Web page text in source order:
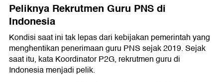
Peliknya Rekrutmen Guru PNS di
Indonesia
Kondisi saat ini tak lepas dari kebijakan pemerintah yang
menghentikan penerimaan guru PNS sejak 2019. Sejak
saat itu, kata Koordinator P2G, rekrutmen guru di
Indonesia menjadi pelik.